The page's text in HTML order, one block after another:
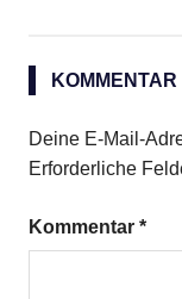
Deine E-Mail-
Erforderliche
Kommentar *